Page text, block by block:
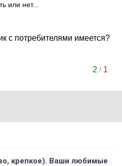
или нет...
с потребителями имеется?
2 / 1
крепкое). Ваши любимые